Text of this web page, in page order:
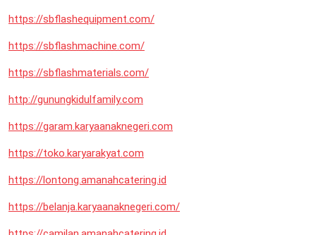
https://sbflashequipment.com/
https://sbflashmachine.com/
https://sbflashmaterials.com/
http://gunungkidulfamily.com
https://garam.karyaanaknegeri.com
https://toko.karyarakyat.com
https://lontong.amanahcatering.id
https://belanja.karyaanaknegeri.com/